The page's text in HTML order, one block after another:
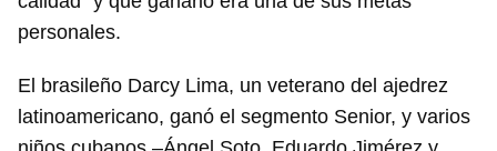
personales.
El brasileño Darcy Lima, un veterano del ajedrez
latinoamericano, ganó el segmento Senior, y varios